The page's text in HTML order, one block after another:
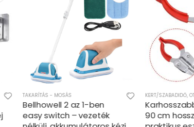
KERT/SZABADIDŐ,
Karhosszabbító csipesz
90 cm hosszú nyéllel –
Szélvédő
takarító